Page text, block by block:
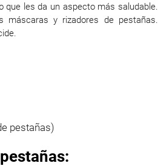
que les da un aspecto más saludable.
y rizadores de pestañas.
pestañas)